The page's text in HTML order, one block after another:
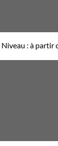
Niveau : à partir